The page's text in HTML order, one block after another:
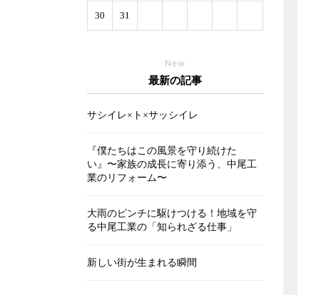
30 31
New
最新の記事
サシイレ×ト×サッシイレ
『僕たちはこの風景を守り続けた
い』〜家族の成長に寄り添う、中尾工
業のリフォーム〜
大雨のピンチに駆けつける！地域を守
る中尾工業の「知られざる仕事」
新しい街が生まれる瞬間